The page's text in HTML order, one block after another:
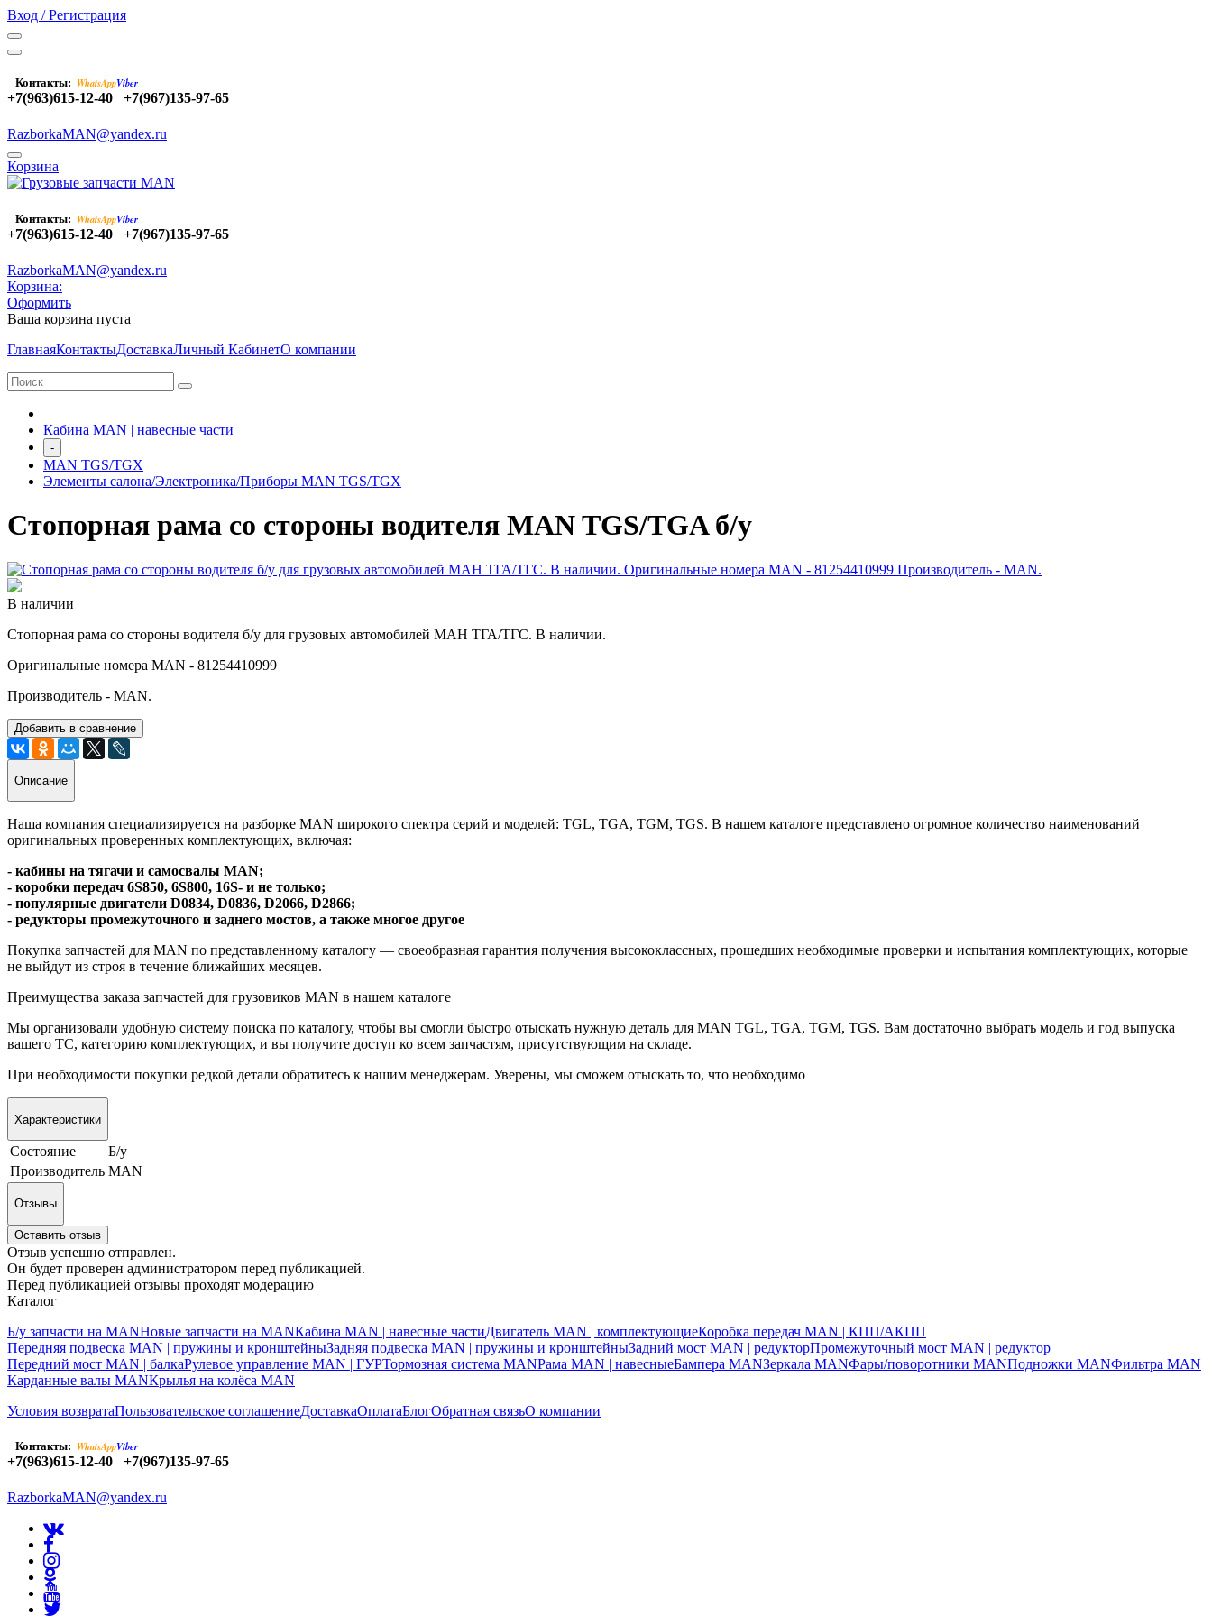
Вход / Регистрация
Контакты: WhatsAppViber
+7(963)615-12-40 +7(967)135-97-65
RazborkaMAN@yandex.ru
Корзина
Контакты: WhatsAppViber
+7(963)615-12-40 +7(967)135-97-65
RazborkaMAN@yandex.ru
Корзина:
Оформить
Ваша корзина пуста
ГлавнаяКонтактыДоставкаЛичный КабинетО компании
Кабина MAN | навесные части
-
MAN TGS/TGX
Элементы салона/Электроника/Приборы MAN TGS/TGX
Стопорная рама со стороны водителя MAN TGS/TGA б/у
В наличии
Стопорная рама со стороны водителя б/у для грузовых автомобилей МАН ТГА/ТГС. В наличии.
Оригинальные номера MAN - 81254410999
Производитель - MAN.
Добавить в сравнение
Описание
Наша компания специализируется на разборке MAN широкого спектра серий и моделей: TGL, TGA, TGM, TGS. В нашем каталоге представлено огромное количество наименований
оригинальных проверенных комплектующих, включая:
- кабины на тягачи и самосвалы MAN;
- коробки передач 6S850, 6S800, 16S- и не только;
- популярные двигатели D0834, D0836, D2066, D2866;
- редукторы промежуточного и заднего мостов, а также многое другое
Покупка запчастей для MAN по представленному каталогу — своеобразная гарантия получения высококлассных, прошедших необходимые проверки и испытания комплектующих, которые
не выйдут из строя в течение ближайших месяцев.
Преимущества заказа запчастей для грузовиков MAN в нашем каталоге
Мы организовали удобную систему поиска по каталогу, чтобы вы смогли быстро отыскать нужную деталь для MAN TGL, TGA, TGM, TGS. Вам достаточно выбрать модель и год выпуска
вашего ТС, категорию комплектующих, и вы получите доступ ко всем запчастям, присутствующим на складе.
При необходимости покупки редкой детали обратитесь к нашим менеджерам. Уверены, мы сможем отыскать то, что необходимо
Характеристики
Состояние
Б/у
Производитель MAN
Отзывы
Оставить отзыв
Отзыв успешно отправлен.
Он будет проверен администратором перед публикацией.
Перед публикацией отзывы проходят модерацию
Каталог
Б/у запчасти на MANНовые запчасти на MANКабина MAN | навесные частиДвигатель MAN | комплектующиеКоробка передач MAN | КПП/АКПП
Передняя подвеска MAN | пружины и кронштейныЗадняя подвеска MAN | пружины и кронштейныЗадний мост MAN | редукторПромежуточный мост MAN | редуктор
Передний мост MAN | балкаРулевое управление MAN | ГУРТормозная система MANРама MAN | навесныеБампера MANЗеркала MANФары/поворотники MANПодножки MANФильтра MAN
Карданные валы MANКрылья на колёса MAN
Условия возвратаПользовательское соглашениеДоставкаОплатаБлогОбратная связьО компании
Контакты: WhatsAppViber
+7(963)615-12-40 +7(967)135-97-65
RazborkaMAN@yandex.ru